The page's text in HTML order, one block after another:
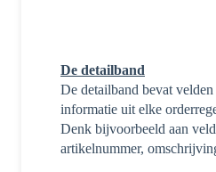
De detailband
De detailband bevat
informatie uit elke
Denk bijvoorbeeld aan
artikelnummer,